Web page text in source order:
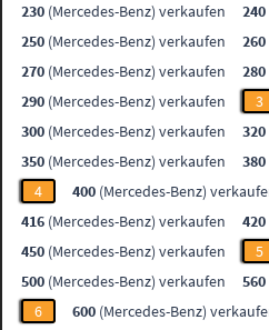
230 (Mercedes-Benz) verkaufen 240
250 (Mercedes-Benz) verkaufen 260
270 (Mercedes-Benz) verkaufen 280
290 (Mercedes-Benz) verkaufen
3
300 (Mercedes-Benz) verkaufen 320
350 (Mercedes-Benz) verkaufen 380
4
400 (Mercedes-Benz)
416 (Mercedes-Benz) verkaufen 420
450 (Mercedes-Benz) verkaufen
5
500 (Mercedes-Benz) verkaufen 560
6
600 (Mercedes-Benz)